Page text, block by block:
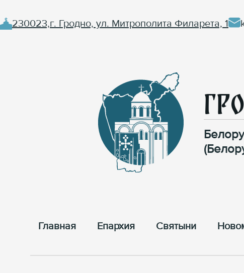
230023,г. Гродно, ул. Митрополита Филарета, 1
Главная Епархия Cвятыни